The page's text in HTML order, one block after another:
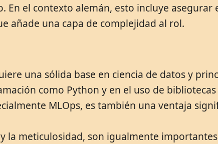
En el contexto alemán, esto incluye
añade una capa de complejidad al rol.
una sólida base en ciencia de datos y
como Python y en el uso de bibliotecas
MLOps, es también una ventaja
la meticulosidad, son igualmente